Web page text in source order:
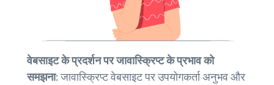
वेबसाइट के प्रदर्शन पर जावास्क्रिप्ट के प्रभाव को
समझना:जावास्क्रिप्ट वेबसाइट पर उपयोगकर्ता अनुभव और